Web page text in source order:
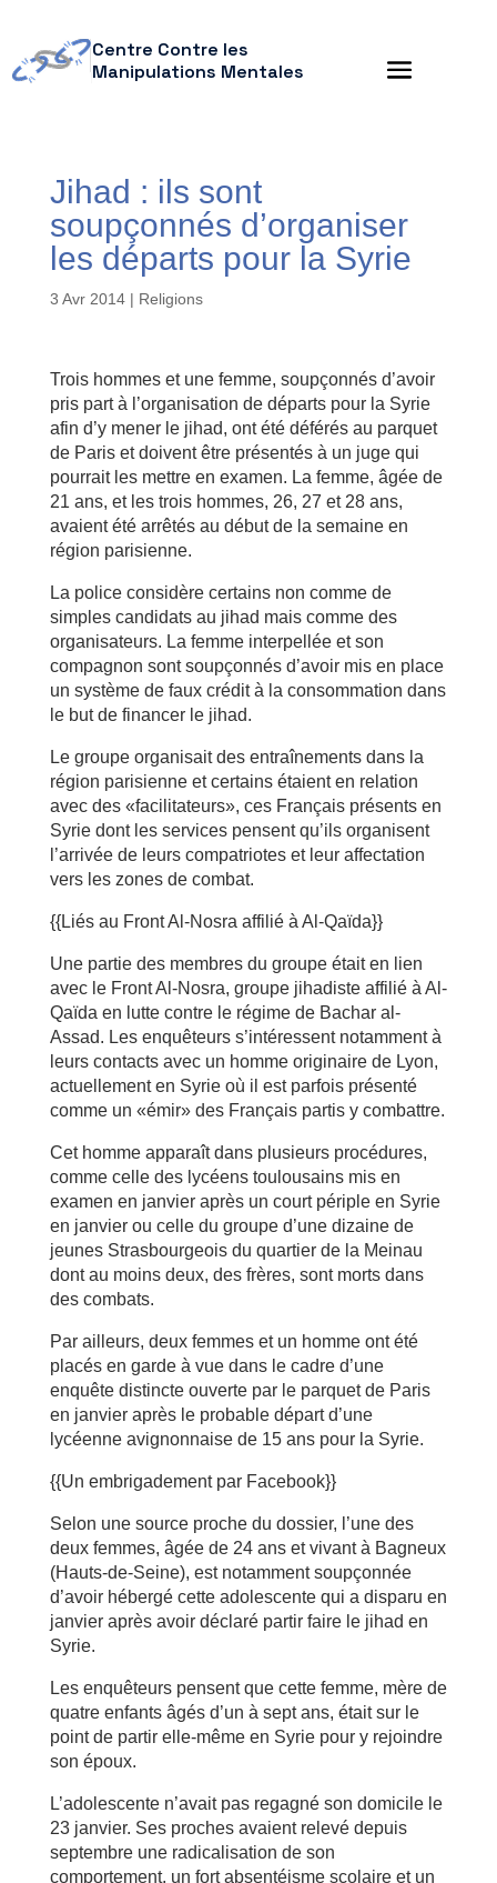
Centre Contre les
Manipulations Mentales
Jihad : ils sont
soupçonnés d’organiser
les départs pour la Syrie
3 Avr 2014| Religions
Trois hommes et une femme, soupçonnés d’avoir
pris part à l’organisation de départs pour la Syrie
afin d’y mener le jihad, ont été déférés au parquet
de Paris et doivent être présentés à un juge qui
pourrait les mettre en examen. La femme, âgée de
21 ans, et les trois hommes, 26, 27 et 28 ans,
avaient été arrêtés au début de la semaine en
région parisienne.
La police considère certains non comme de
simples candidats au jihad mais comme des
organisateurs. La femme interpellée et son
compagnon sont soupçonnés d’avoir mis en place
un système de faux crédit à la consommation dans
le but de financer le jihad.
Le groupe organisait des entraînements dans la
région parisienne et certains étaient en relation
avec des «facilitateurs», ces Français présents en
Syrie dont les services pensent qu’ils organisent
l’arrivée de leurs compatriotes et leur affectation
vers les zones de combat.
{{Liés au Front Al-Nosra affilié à Al-Qaïda}}
Une partie des membres du groupe était en lien
avec le Front Al-Nosra, groupe jihadiste affilié à Al-
Qaïda en lutte contre le régime de Bachar al-
Assad. Les enquêteurs s’intéressent notamment à
leurs contacts avec un homme originaire de Lyon,
actuellement en Syrie où il est parfois présenté
comme un «émir» des Français partis y combattre.
Cet homme apparaît dans plusieurs procédures,
comme celle des lycéens toulousains mis en
examen en janvier après un court périple en Syrie
en janvier ou celle du groupe d’une dizaine de
jeunes Strasbourgeois du quartier de la Meinau
dont au moins deux, des frères, sont morts dans
des combats.
Par ailleurs, deux femmes et un homme ont été
placés en garde à vue dans le cadre d’une
enquête distincte ouverte par le parquet de Paris
en janvier après le probable départ d’une
lycéenne avignonnaise de 15 ans pour la Syrie.
{{Un embrigadement par Facebook}}
Selon une source proche du dossier, l’une des
deux femmes, âgée de 24 ans et vivant à Bagneux
(Hauts-de-Seine), est notamment soupçonnée
d’avoir hébergé cette adolescente qui a disparu en
janvier après avoir déclaré partir faire le jihad en
Syrie.
Les enquêteurs pensent que cette femme, mère de
quatre enfants âgés d’un à sept ans, était sur le
point de partir elle-même en Syrie pour y rejoindre
son époux.
L’adolescente n’avait pas regagné son domicile le
23 janvier. Ses proches avaient relevé depuis
septembre une radicalisation de son
comportement, un fort absentéisme scolaire et un